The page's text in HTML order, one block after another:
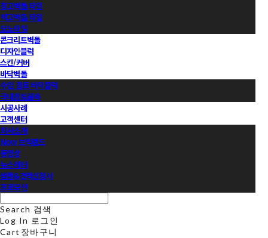
청고벽돌 타일
백고벽돌 타일
모노타일
콘크리트벽돌
디자인블럭
스킨/커버
바닥벽돌
수입 점토 바닥블럭
국내점토블록
시공사례
고객센터
회사소개
Now 브릭랜드
동영상
뉴스레터
샘플&견적신청서
프로모션
Search 검색
Log In 로그인
Cart 장바구니